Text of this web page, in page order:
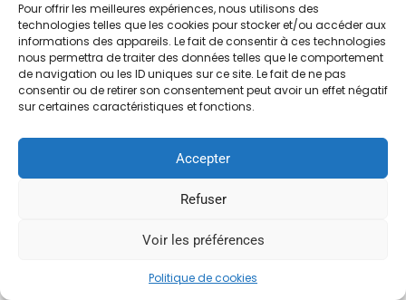
Pour offrir les meilleures expériences, nous utilisons des
technologies telles que les cookies pour stocker et/ou accéder aux
informations des appareils. Le fait de consentir à ces technologies
nous permettra de traiter des données telles que le comportement
de navigation ou les ID uniques sur ce site. Le fait de ne pas
consentir ou de retirer son consentement peut avoir un effet négatif
sur certaines caractéristiques et fonctions.
Accepter
Refuser
Voir les préférences
Politique de cookies
© 2026 Sagaert Plasturgie | Tous droits réservés |
Développement : Thomas Pinte - Com' des Archis |
Mentions légales